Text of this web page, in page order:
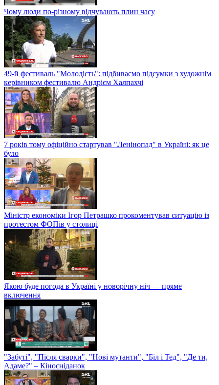
Чому люди по-різному відчувають плин часу
49-й фестиваль "Молодість": підбиваємо підсумки з художнім
керівником фестивалю Андрієм Халпахчі
7 років тому офіційно стартував "Ленінопад" в Україні: як це
було
Міністр економіки Ігор Петрашко прокоментував ситуацію із
протестом ФОПів у столиці
Якою буде погода в Україні у новорічну ніч — пряме
включення
"Забуті", "Після сварки", "Нові мутанти", "Біл і Тед", "Де ти,
Адаме?" – Кіносніданок